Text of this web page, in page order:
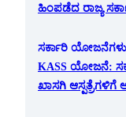
ಹಿಂಪಡೆದ ರಾಜ್ಯ
ಸರ್ಕಾರಿ ಯೋಜನೆಗಳು
KASS ಯೋಜನೆ:
ಖಾಸಗಿ